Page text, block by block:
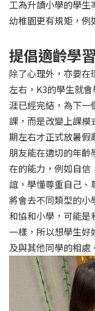
工為升讀小學的學
幼稚園更有規矩，例
提倡適齡學習
除了心理外，亦要在
左右，K3的學生就
涯已經完結，為下一
課，而是改變上課模
期左右才正式放暑假
朋友能在適切的年齡
在的能力，例如自信
誼，學懂尊重自己、
將會去不同類型的小
和協和小學，可能是
一樣，所以想學生好
及與其他同學的相處